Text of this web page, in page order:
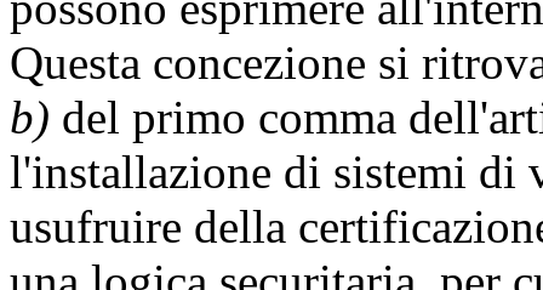
Questa concezione si
b) del primo comma
l'installazione di sistemi di
usufruire della